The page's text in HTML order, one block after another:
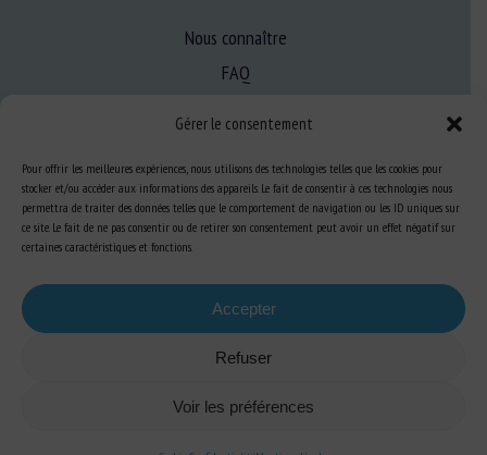
Gérer le consentement
Pour offrir les meilleures expériences, nous utilisons des technologies telles que les cookies pour
stocker et/ou accéder aux informations des appareils. Le fait de consentir à ces technologies nous
permettra de traiter des données telles que le comportement de navigation ou les ID uniques sur
ce site. Le fait de ne pas consentir ou de retirer son consentement peut avoir un effet négatif sur
certaines caractéristiques et fonctions.
Accepter
Refuser
Voir les préférences
Nous connaître
FAQ
S’informer sur le BEA
Se former au BEA
Ressources
S’abonner aux actualités